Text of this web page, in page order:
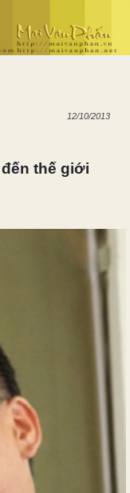
12/10/2013
thế giới